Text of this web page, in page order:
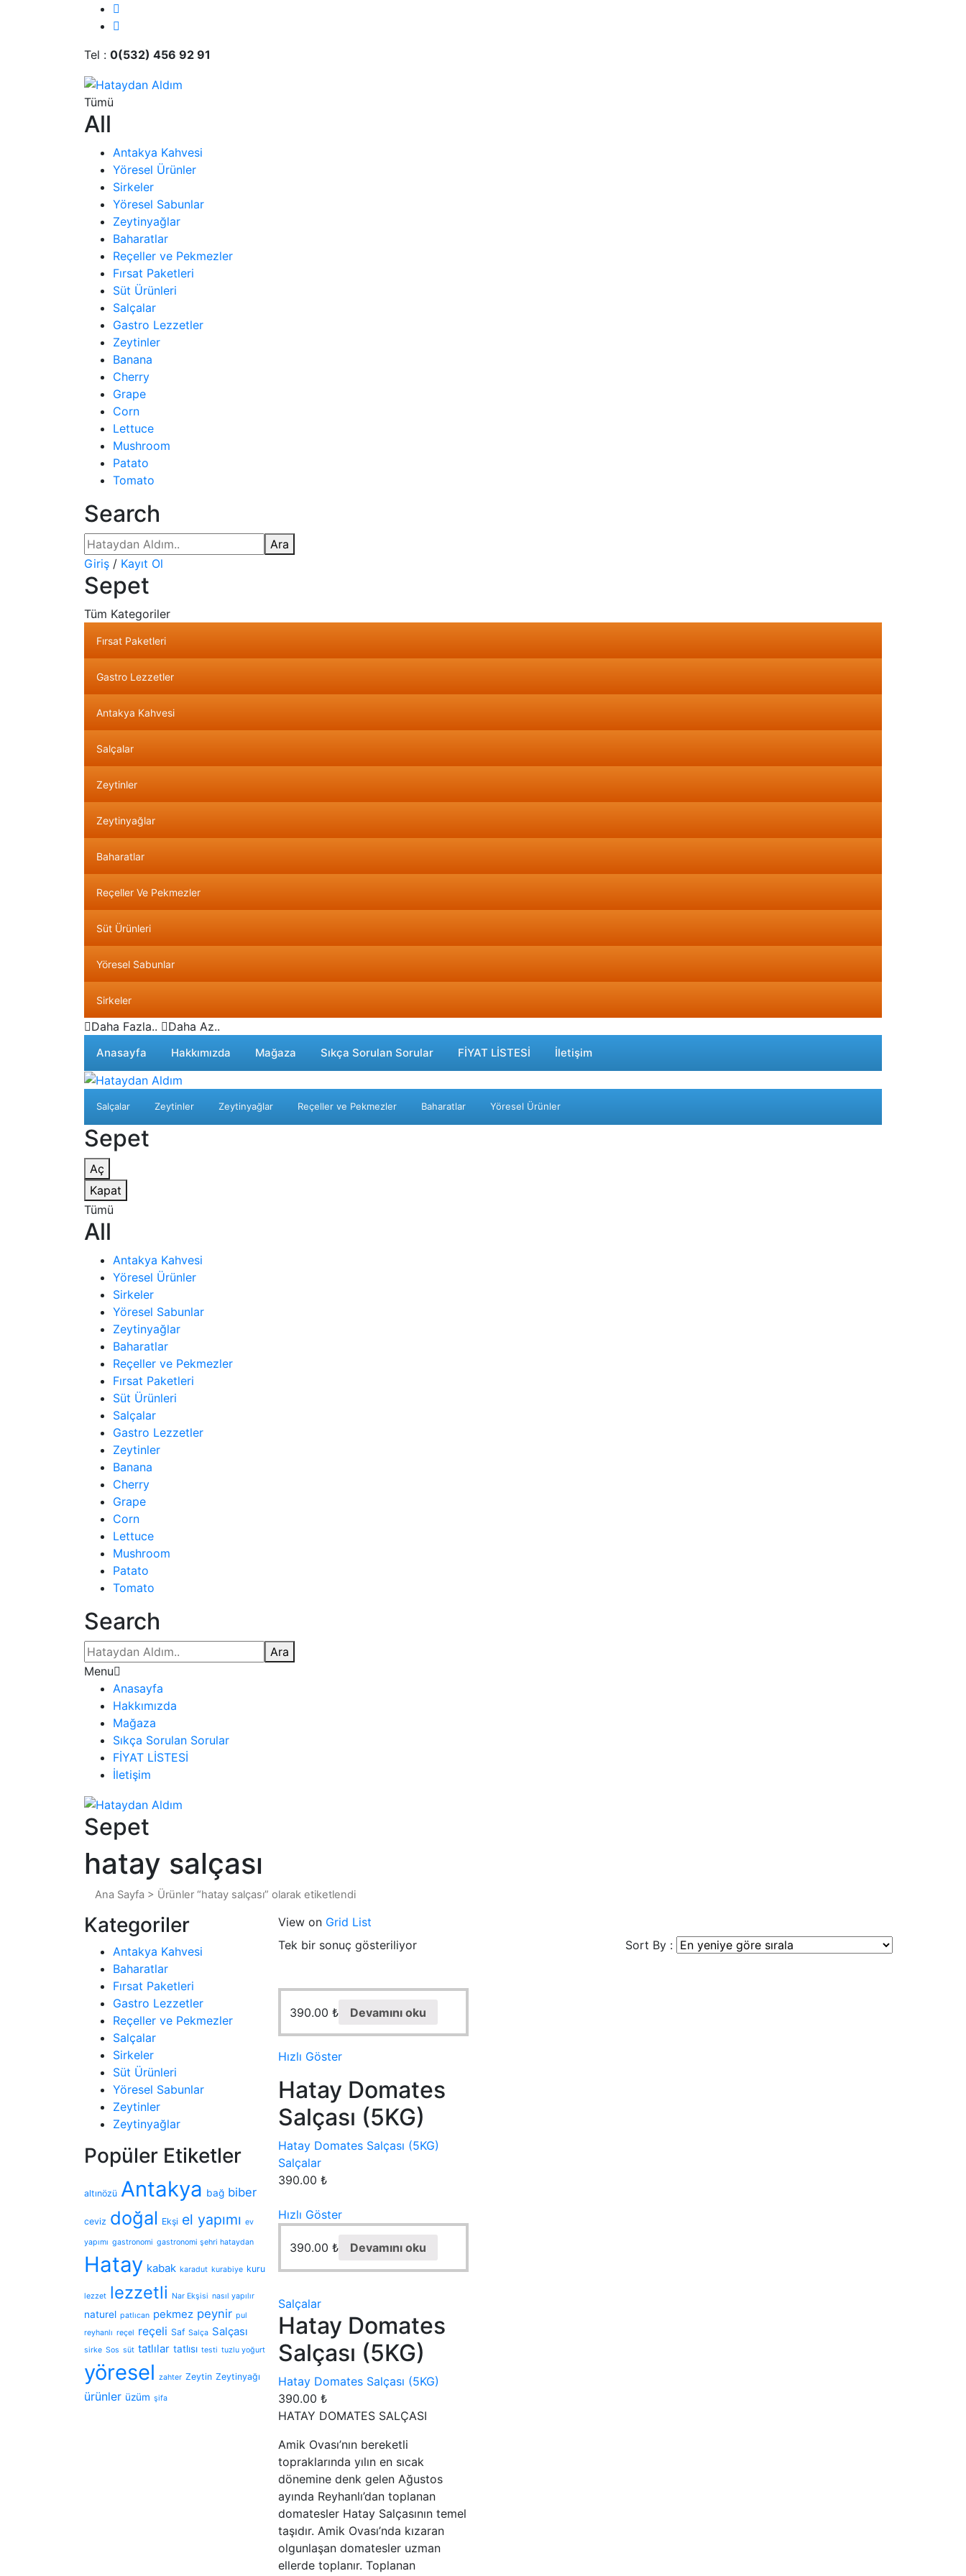
Tel : 0(532) 456 92 91
Tümü
All
Antakya Kahvesi
Yöresel Ürünler
Sirkeler
Yöresel Sabunlar
Zeytinyağlar
Baharatlar
Reçeller ve Pekmezler
Fırsat Paketleri
Süt Ürünleri
Salçalar
Gastro Lezzetler
Zeytinler
Banana
Cherry
Grape
Corn
Lettuce
Mushroom
Patato
Tomato
Search
Ara
Giriş / Kayıt Ol
Sepet
Tüm Kategoriler
Fırsat Paketleri
Gastro Lezzetler
Antakya Kahvesi
Salçalar
Zeytinler
Zeytinyağlar
Baharatlar
Reçeller Ve Pekmezler
Süt Ürünleri
Yöresel Sabunlar
Sirkeler
Daha Fazla.. Daha Az..
Anasayfa Hakkımızda Mağaza Sıkça Sorulan Sorular FİYAT LİSTESİ İletişim
Salçalar Zeytinler Zeytinyağlar Reçeller ve Pekmezler Baharatlar Yöresel Ürünler
Sepet
Aç
Kapat
Tümü
All
Antakya Kahvesi
Yöresel Ürünler
Sirkeler
Yöresel Sabunlar
Zeytinyağlar
Baharatlar
Reçeller ve Pekmezler
Fırsat Paketleri
Süt Ürünleri
Salçalar
Gastro Lezzetler
Zeytinler
Banana
Cherry
Grape
Corn
Lettuce
Mushroom
Patato
Tomato
Search
Ara
Menu
Anasayfa
Hakkımızda
Mağaza
Sıkça Sorulan Sorular
FİYAT LİSTESİ
İletişim
Sepet
hatay salçası
Ana Sayfa > Ürünler “hatay salçası” olarak etiketlendi
View on Grid List
Tek bir sonuç gösteriliyor
Sort By :
390.00 ₺ Devamını oku
Hızlı Göster
Hatay Domates
Salçası (5KG)
Hatay Domates Salçası (5KG)
Salçalar
390.00 ₺
Hızlı Göster
390.00 ₺ Devamını oku
Salçalar
Hatay Domates
Salçası (5KG)
Hatay Domates Salçası (5KG)
390.00 ₺
HATAY DOMATES SALÇASI
Amik Ovası’nın bereketli
topraklarında yılın en sıcak
dönemine denk gelen Ağustos
ayında Reyhanlı’dan toplanan
domatesler Hatay Salçasının temel
taşıdır. Amik Ovası’nda kızaran
olgunlaşan domatesler uzman
ellerde toplanır. Toplanan
Kategoriler
Antakya Kahvesi
Baharatlar
Fırsat Paketleri
Gastro Lezzetler
Reçeller ve Pekmezler
Salçalar
Sirkeler
Süt Ürünleri
Yöresel Sabunlar
Zeytinler
Zeytinyağlar
Popüler Etiketler
altınözü Antakya bağ biber
ceviz doğal Ekşi el yapımı ev
yapımı gastronomi gastronomi şehri hataydan
Hatay kabak karadut kurabiye kuru
lezzet lezzetli Nar Ekşisi nasıl yapılır
naturel patlıcan pekmez peynir pul
reyhanlı reçel reçeli Saf Salça Salçası
sirke Sos süt tatlılar tatlısı testi tuzlu yoğurt
yöresel zahter Zeytin Zeytinyağı
ürünler üzüm şifa